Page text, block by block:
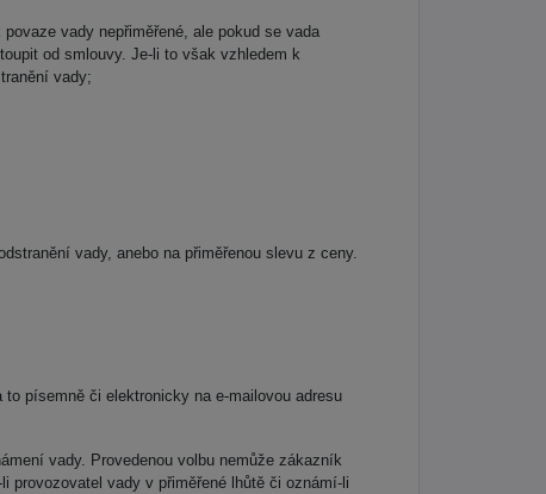
vady nepřiměřené, ale pokud se vada
od smlouvy. Je-li to však vzhledem k
vady;
vady, anebo na přiměřenou slevu z ceny.
písemně či elektronicky na e-mailovou adresu
vady. Provedenou volbu nemůže zákazník
provozovatel vady v přiměřené lhůtě či oznámí-li